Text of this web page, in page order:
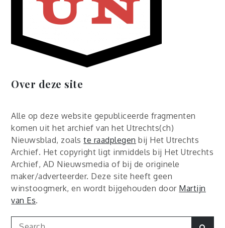
Over deze site
Alle op deze website gepubliceerde fragmenten
komen uit het archief van het Utrechts(ch)
Nieuwsblad, zoalste raadplegen bij Het Utrechts
Archief. Het copyright ligt inmiddels bij Het Utrechts
Archief, AD Nieuwsmedia of bij de originele
maker/adverteerder. Deze site heeft geen
winstoogmerk, en wordt bijgehouden door Martijn
van Es.
Search